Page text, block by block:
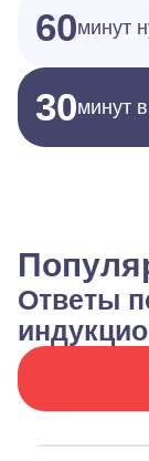
60минут
30минут
Ответы